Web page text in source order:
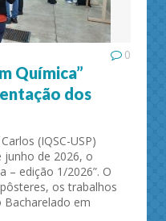
0
Química”
dos
(IQSC-USP)
junho de 2026, o
– edição 1/2026”. O
os trabalhos
Bacharelado em